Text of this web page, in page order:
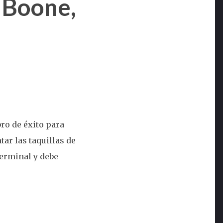
de éxito para
las taquillas de
y debe